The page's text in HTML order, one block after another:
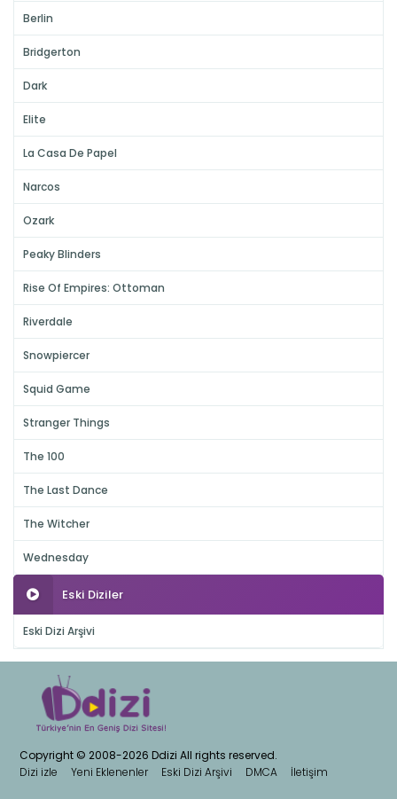
Berlin
Bridgerton
Dark
Elite
La Casa De Papel
Narcos
Ozark
Peaky Blinders
Rise Of Empires: Ottoman
Riverdale
Snowpiercer
Squid Game
Stranger Things
The 100
The Last Dance
The Witcher
Wednesday
Eski Diziler
Eski Dizi Arşivi
Copyright © 2008-2026 Ddizi All rights reserved.
Dizi izle
Yeni Eklenenler Eski Dizi Arşivi DMCA İletişim